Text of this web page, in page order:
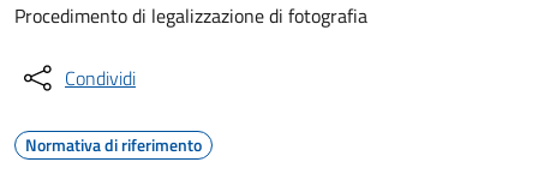
Procedimento di legalizzazione di fotografia
Condividi
Normativa di riferimento